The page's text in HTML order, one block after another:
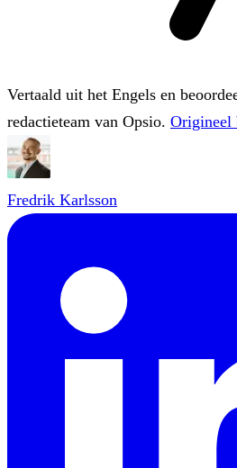
Vertaald uit het Engels en
redactieteam van Opsio.
Fredrik Karlsson